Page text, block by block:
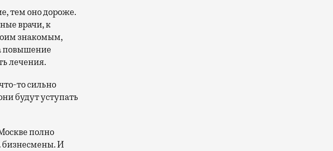
тем оно дороже.
врачи, к
знакомым,
повышение
лечения.
то сильно
будут уступать
полно
бизнесмены. И